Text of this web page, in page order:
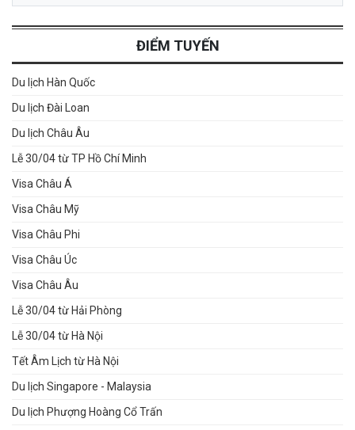
ĐIỂM TUYẾN
Du lịch Hàn Quốc
Du lịch Đài Loan
Du lịch Châu Âu
Lễ 30/04 từ TP Hồ Chí Minh
Visa Châu Á
Visa Châu Mỹ
Visa Châu Phi
Visa Châu Úc
Visa Châu Âu
Lễ 30/04 từ Hải Phòng
Lễ 30/04 từ Hà Nội
Tết Âm Lịch từ Hà Nội
Du lịch Singapore - Malaysia
Du lịch Phượng Hoàng Cổ Trấn